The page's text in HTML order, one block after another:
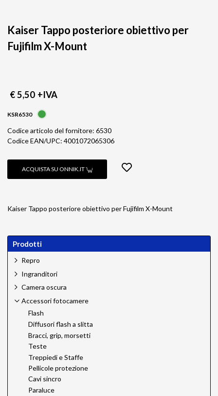
Kaiser Tappo posteriore obiettivo per
Fujifilm X-Mount
€ 5,50 +IVA
KSR6530
Codice articolo del fornitore: 6530
Codice EAN/UPC: 4001072065306
ACQUISTA SU ONNIK.IT
Kaiser Tappo posteriore obiettivo per Fujifilm X-Mount
Prodotti
Repro
Ingranditori
Camera oscura
Accessori fotocamere
Flash
Diffusori flash a slitta
Bracci, grip, morsetti
Teste
Treppiedi e Staffe
Pellicole protezione
Cavi sincro
Paraluce